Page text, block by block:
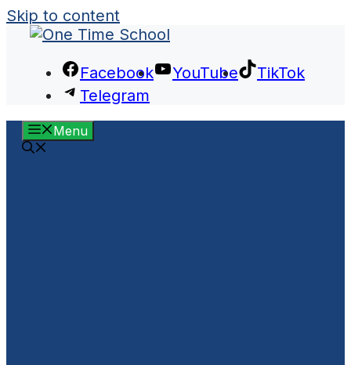
Skip to content
Facebook YouTube
TikTok
Telegram
Menu